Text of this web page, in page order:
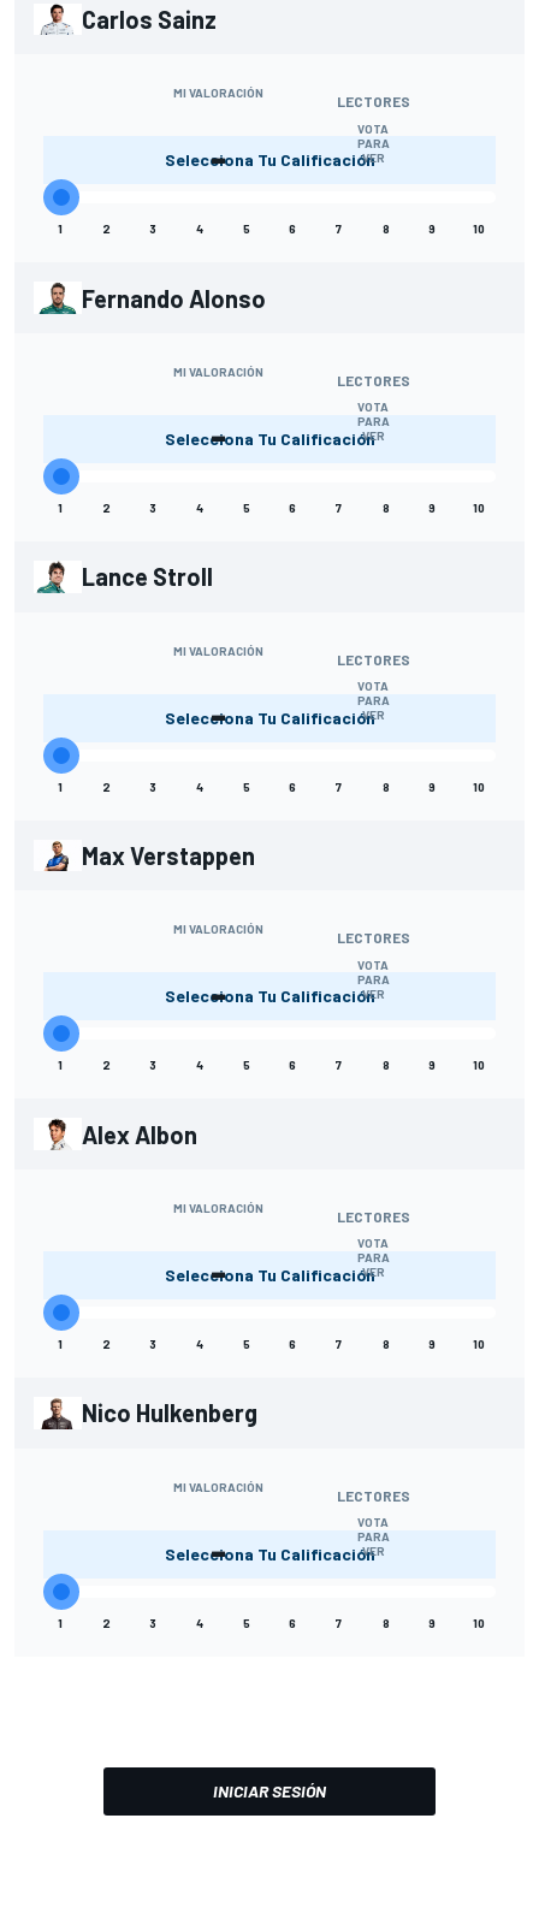
Carlos Sainz
MI VALORACIÓN
-
LECTORES
VOTA
PARA
VER
Selecciona Tu Calificación
1 2 3 4 5 6 7 8 9 10
Fernando Alonso
MI VALORACIÓN
-
LECTORES
VOTA
PARA
VER
Selecciona Tu Calificación
1 2 3 4 5 6 7 8 9 10
Lance Stroll
MI VALORACIÓN
-
LECTORES
VOTA
PARA
VER
Selecciona Tu Calificación
1 2 3 4 5 6 7 8 9 10
Max Verstappen
MI VALORACIÓN
-
LECTORES
VOTA
PARA
VER
Selecciona Tu Calificación
1 2 3 4 5 6 7 8 9 10
Alex Albon
MI VALORACIÓN
-
LECTORES
VOTA
PARA
VER
Selecciona Tu Calificación
1 2 3 4 5 6 7 8 9 10
Nico Hulkenberg
MI VALORACIÓN
-
LECTORES
VOTA
PARA
VER
Selecciona Tu Calificación
1 2 3 4 5 6 7 8 9 10
INICIAR SESIÓN